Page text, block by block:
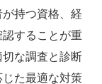
持つ資格、経
することが重
な調査と診断
た最適な対策